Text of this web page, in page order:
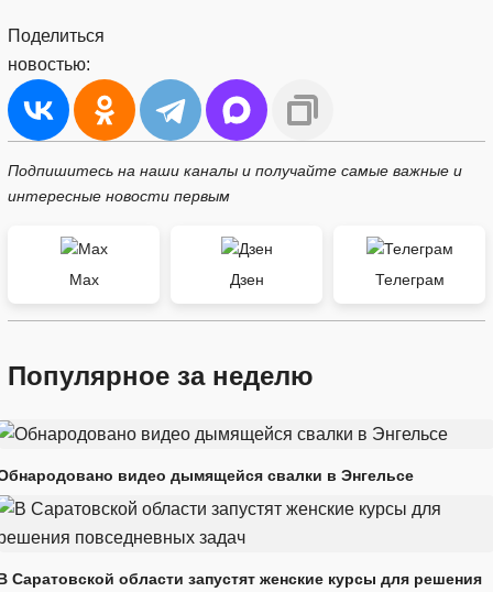
Поделиться
новостью:
Подпишитесь на наши каналы и получайте самые важные и
интересные новости первым
Max Дзен Телеграм
Популярное за неделю
видео дымящейся свалки в Энгельсе
Саратовской области запустят женские курсы для решения